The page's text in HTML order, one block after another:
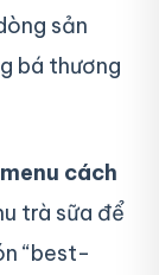
sản
bá thương
cách
trà sữa để
“best-